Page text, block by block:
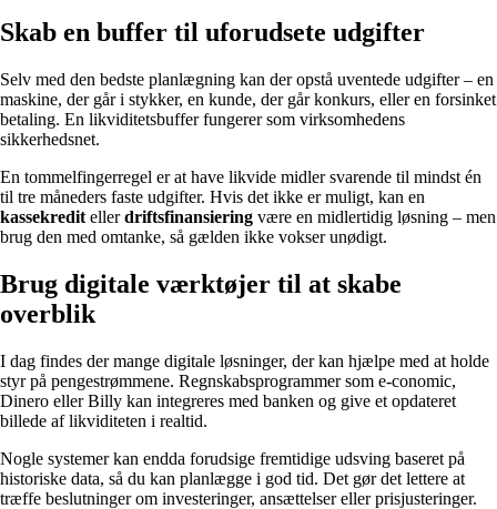
Skab en buffer til uforudsete udgifter
Selv med den bedste planlægning kan der opstå uventede udgifter – en
maskine, der går i stykker, en kunde, der går konkurs, eller en forsinket
betaling. En likviditetsbuffer fungerer som virksomhedens
sikkerhedsnet.
En tommelfingerregel er at have likvide midler svarende til mindst én
til tre måneders faste udgifter. Hvis det ikke er muligt, kan en
kassekredit ellerdriftsfinansiering være en midlertidig løsning – men
brug den med omtanke, så gælden ikke vokser unødigt.
Brug digitale værktøjer til at skabe
overblik
I dag findes der mange digitale løsninger, der kan hjælpe med at holde
styr på pengestrømmene. Regnskabsprogrammer som e-conomic,
Dinero eller Billy kan integreres med banken og give et opdateret
billede af likviditeten i realtid.
Nogle systemer kan endda forudsige fremtidige udsving baseret på
historiske data, så du kan planlægge i god tid. Det gør det lettere at
træffe beslutninger om investeringer, ansættelser eller prisjusteringer.